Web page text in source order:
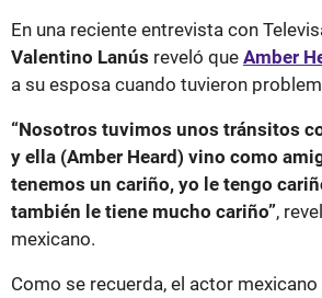
En una reciente entrevista con
Valentino Lanús reveló que Amber
a su esposa cuando tuvieron
“Nosotros tuvimos unos tránsitos
y ella (Amber Heard) vino como
tenemos un cariño, yo le tengo
también le tiene mucho cariño”,
mexicano.
Como se recuerda, el actor